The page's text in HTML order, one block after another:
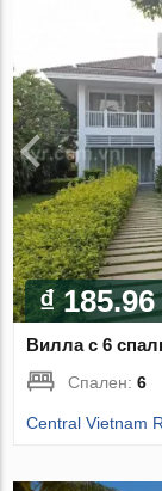
₫
Вилла с 6
Спален:6
Central Vietnam